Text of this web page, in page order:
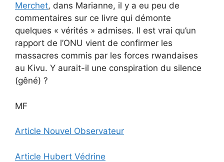
Merchet, dans Marianne, il y a eu peu de
commentaires sur ce livre qui démonte
quelques « vérités » admises. Il est vrai qu’un
rapport de l’ONU vient de confirmer les
massacres commis par les forces rwandaises
au Kivu. Y aurait-il une conspiration du silence
(gêné) ?
MF
Article Nouvel Observateur
Article Hubert Védrine